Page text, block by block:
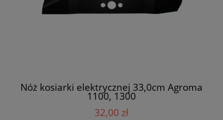
Nóż kosiarki elektrycznej 33,0cm Agroma
1100, 1300
32,00 zł